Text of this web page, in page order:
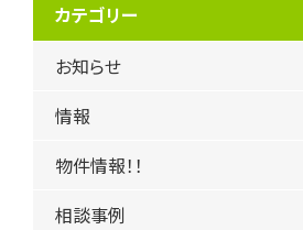
カテゴリー
お知らせ
情報
物件情報！！
相談事例